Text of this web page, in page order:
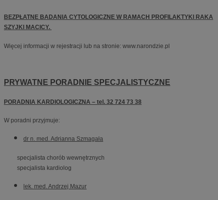
BEZPŁATNE BADANIA CYTOLOGICZNE W RAMACH PROFILAKTYKI RAKA
SZYJKI MACICY.
Więcej informacji w rejestracji lub na stronie: www.narondzie.pl
PRYWATNE PORADNIE SPECJALISTYCZNE
PORADNIA KARDIOLOGICZNA – tel. 32 724 73 38
W poradni przyjmuje:
dr n. med. Adrianna Szmagała
specjalista chorób wewnętrznych
specjalista kardiolog
lek. med. Andrzej Mazur